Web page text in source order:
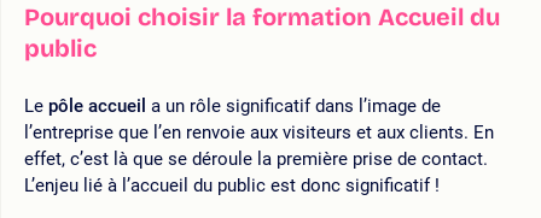
Pourquoi choisir la formation Accueil du
public
Le pôle accueil a un rôle significatif dans l’image de
l’entreprise que l’en renvoie aux visiteurs et aux clients. En
effet, c’est là que se déroule la première prise de contact.
L’enjeu lié à l’accueil du public est donc significatif !